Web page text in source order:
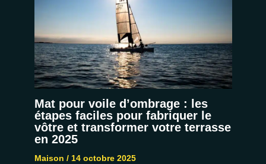
Mat pour voile d’ombrage : les
étapes faciles pour fabriquer le
vôtre et transformer votre terrasse
en 2025
Maison / 14 octobre 2025